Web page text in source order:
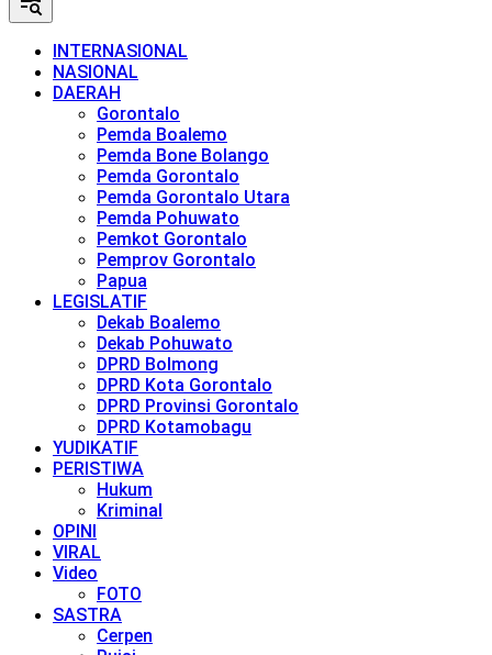
INTERNASIONAL
NASIONAL
DAERAH
Gorontalo
Pemda Boalemo
Pemda Bone Bolango
Pemda Gorontalo
Pemda Gorontalo Utara
Pemda Pohuwato
Pemkot Gorontalo
Pemprov Gorontalo
Papua
LEGISLATIF
Dekab Boalemo
Dekab Pohuwato
DPRD Bolmong
DPRD Kota Gorontalo
DPRD Provinsi Gorontalo
DPRD Kotamobagu
YUDIKATIF
PERISTIWA
Hukum
Kriminal
OPINI
VIRAL
Video
FOTO
SASTRA
Cerpen